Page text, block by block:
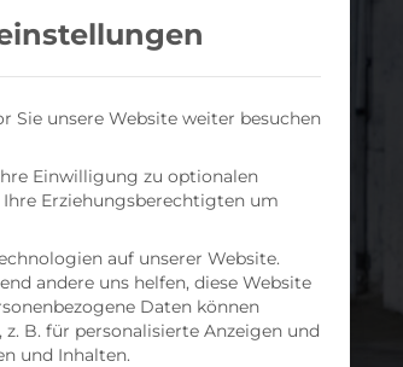
unsere Website weiter besuchen
Einwilligung zu optionalen
Erziehungsberechtigten um
auf unserer Website.
andere uns helfen, diese Website
Daten können
B. für personalisierte Anzeigen und
und Inhalten.